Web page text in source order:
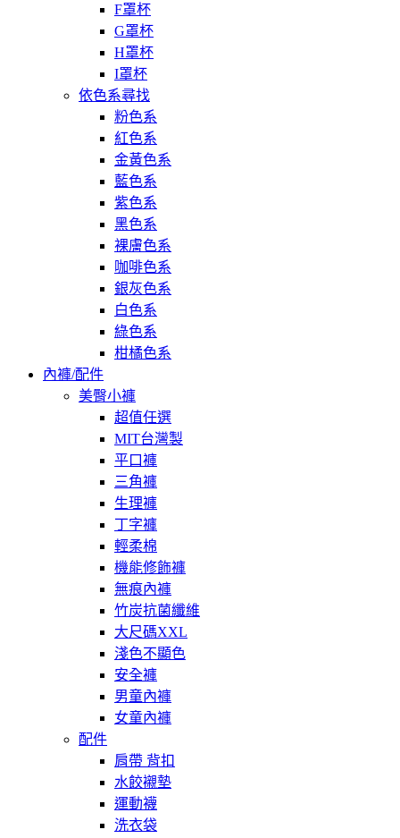
F罩杯
G罩杯
H罩杯
I罩杯
依色系尋找
粉色系
紅色系
金黃色系
藍色系
紫色系
黑色系
裸膚色系
咖啡色系
銀灰色系
白色系
綠色系
柑橘色系
內褲/配件
美臀小褲
超值任選
MIT台灣製
平口褲
三角褲
生理褲
丁字褲
輕柔棉
機能修飾褲
無痕內褲
竹炭抗菌纖維
大尺碼XXL
淺色不顯色
安全褲
男童內褲
女童內褲
配件
肩帶 背扣
水餃襯墊
運動襪
洗衣袋